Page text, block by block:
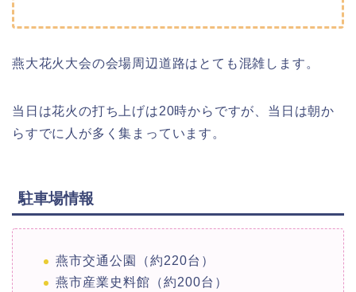
燕大花火大会の会場周辺道路はとても混雑します。
当日は花火の打ち上げは20時からですが、当日は朝か
らすでに人が多く集まっています。
駐車場情報
燕市交通公園（約220台）
燕市産業史料館（約200台）